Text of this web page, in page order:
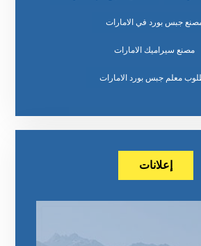
جبس بورد في الامارات
مصنع سيراميك الامارات
معلم جبس بورد الامارات
إعلانات